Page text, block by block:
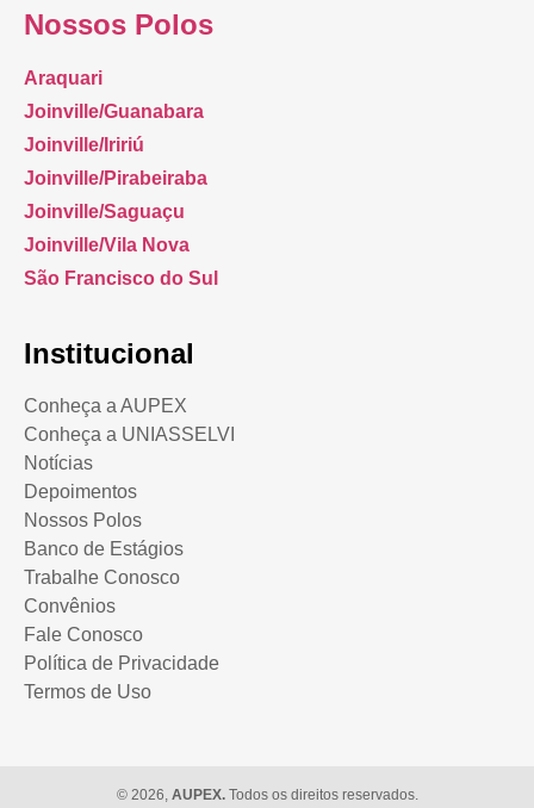
Nossos Polos
Araquari
Joinville/Guanabara
Joinville/Iririú
Joinville/Pirabeiraba
Joinville/Saguaçu
Joinville/Vila Nova
São Francisco do Sul
Institucional
Conheça a AUPEX
Conheça a UNIASSELVI
Notícias
Depoimentos
Nossos Polos
Banco de Estágios
Trabalhe Conosco
Convênios
Fale Conosco
Política de Privacidade
Termos de Uso
© 2026, AUPEX.Todos os direitos reservados.